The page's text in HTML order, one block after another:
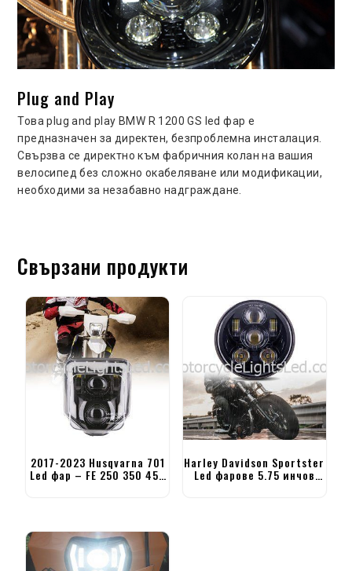
Plug and Play
Това plug and play BMW R 1200 GS led фар е
предназначен за директен, безпроблемна инсталация.
Свързва се директно към фабричния колан на вашия
велосипед без сложно окабеляване или модификации,
необходими за незабавно надграждане.
Свързани продукти
2017-2023 Husqvarna 701
Led фар – FE 250 350 450
Harley Davidson Sportster
Led фарове 5.75 инчов